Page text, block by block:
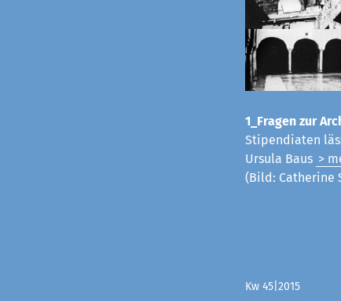
1_Fragen zur
Stipendiaten
Ursula Baus >
(Bild: Catherine
Kw 45|2015